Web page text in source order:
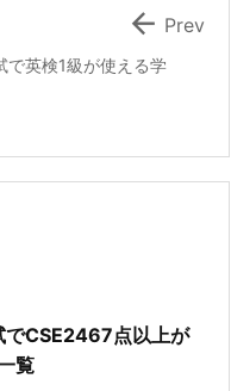
で英検1級が使える学
 Prev
CSE2467点以上が
覧